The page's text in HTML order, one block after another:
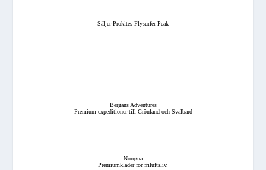
Säljer Prokites Flysurfer Peak
Bergans Adventures
Premium expeditioner till Grönland och Svalbard
Norrøna
Premiumkläder för friluftsliv.